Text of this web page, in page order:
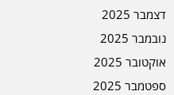
דצמבר 2025
נובמבר 2025
אוקטובר 2025
ספטמבר 2025